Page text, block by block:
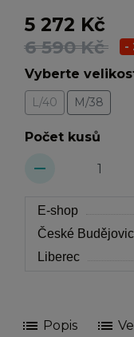
5 272 Kč
6 590 Kč -
Vyberte
L/40 M/38
Počet kusů
remove
E-shop
České
Liberec
list Popis list